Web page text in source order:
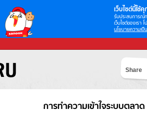
เว็บไซต์นี้ใช้คุ
รับประสบการณ์
เว็บไซต์ของเรา
นโยบายความเป็
Share
การทำความเข้าใจระบบตลาด